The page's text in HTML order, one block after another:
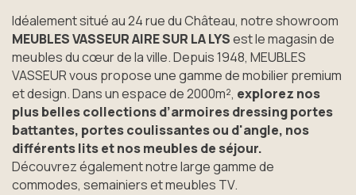
Idéalement situé au 24 rue du Château, notre showroom
MEUBLES VASSEUR AIRE SUR LA LYSest le magasin de
meubles du cœur de la ville. Depuis 1948, MEUBLES
VASSEUR vous propose une gamme de mobilier premium
et design. Dans un espace de 2000m², explorez nos
plus belles collections d’armoires dressing portes
battantes, portes coulissantes ou d'angle, nos
différents lits et nos meubles de séjour.
Découvrez également notre large gamme de
commodes, semainiers et meubles TV.